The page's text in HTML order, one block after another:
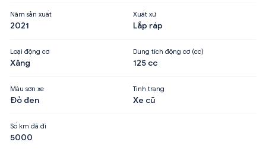
Năm sản xuất
2021
Xuất xứ
Lắp ráp
Loại động cơ
Xăng
Dung tích động cơ (cc)
125 cc
Màu sơn xe
Đỏ đen
Tình trạng
Xe cũ
Số km đã đi
5000